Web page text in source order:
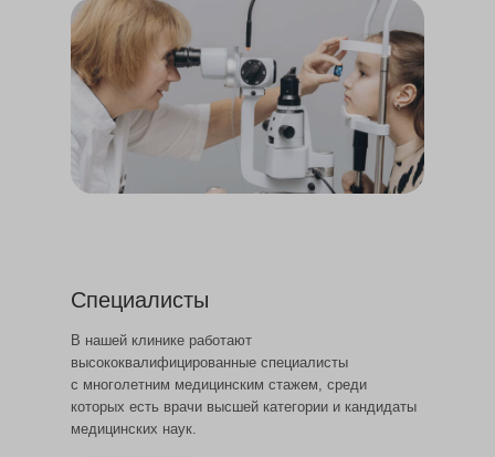
Специалисты
В нашей клинике работают
высококвалифицированные специалисты
с многолетним медицинским стажем, среди
которых есть врачи высшей категории и кандидаты
медицинских наук.